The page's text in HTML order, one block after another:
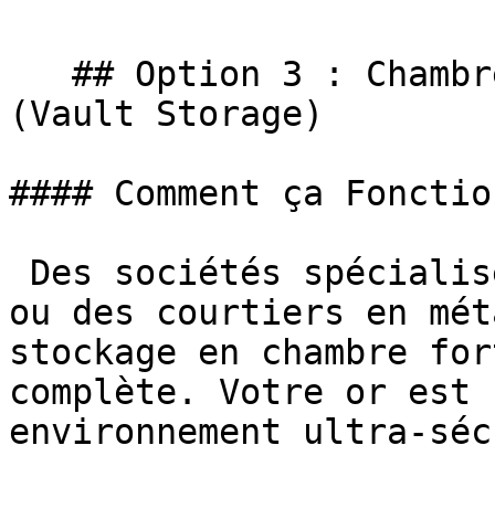
(Vault Storage)
#### Comment ça
ou des courtiers en
stockage en chambre
complète. Votre or est
environnement ultra-